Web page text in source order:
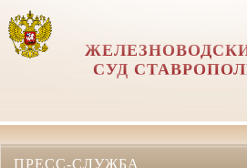
СУД
ПРЕСС-СЛУЖБА